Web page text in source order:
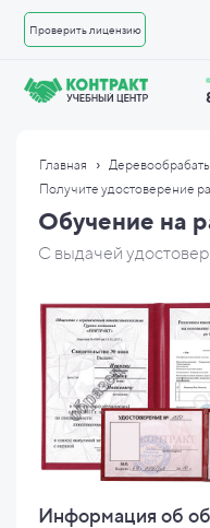
Проверить лицензию
Главная ›
Получите удостоверение
Обучение на
С выдачей
Информация об